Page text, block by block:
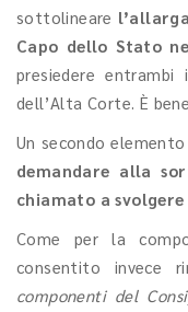
sottolineare
Capo dello Stato
presiedere entrambi
dell’Alta Corte. È
Un secondo
demandare alla
chiamato a
Come per la
consentito invece
componenti del